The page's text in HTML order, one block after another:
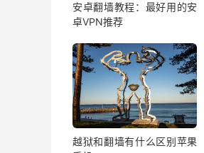
安卓翻墙教程：最好用的安
卓VPN推荐
越狱和翻墙有什么区别苹果